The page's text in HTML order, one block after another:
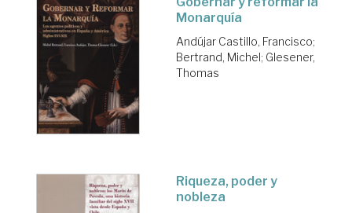
Monarquía
Andújar Castillo, Francisco;
Bertrand, Michel; Glesener,
Thomas
Riqueza, poder y
nobleza